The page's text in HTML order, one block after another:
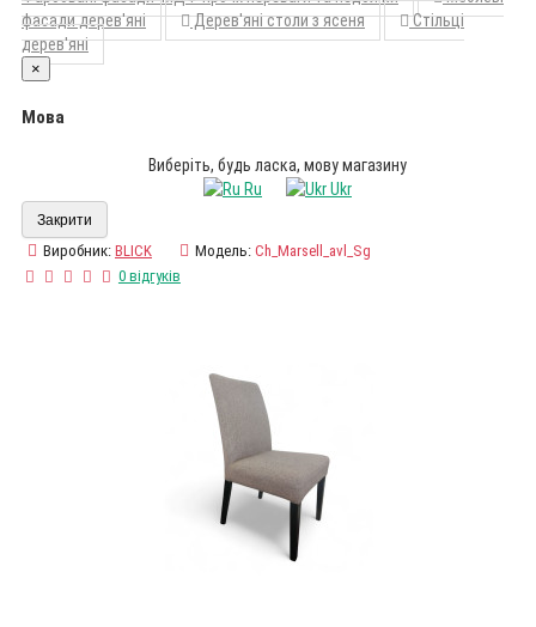
фасади дерев'яні
Дерев'яні столи з ясеня
Стільці
дерев'яні
×
Мова
Виберіть, будь ласка, мову магазину
Ru
Ukr
Закрити
Виробник: BLICK Модель: Ch_Marsell_avl_Sg
0 відгуків